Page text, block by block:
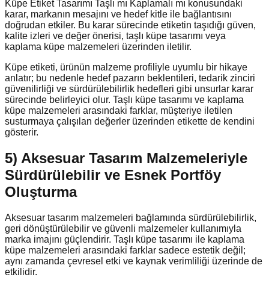
Küpe Etiket Tasarımı Taşlı mı Kaplamalı mı konusundaki
karar, markanın mesajını ve hedef kitle ile bağlantısını
doğrudan etkiler. Bu karar sürecinde etiketin taşıdığı güven,
kalite izleri ve değer önerisi, taşlı küpe tasarımı veya
kaplama küpe malzemeleri üzerinden iletilir.
Küpe etiketi, ürünün malzeme profiliyle uyumlu bir hikaye
anlatır; bu nedenle hedef pazarın beklentileri, tedarik zinciri
güvenilirliği ve sürdürülebilirlik hedefleri gibi unsurlar karar
sürecinde belirleyici olur. Taşlı küpe tasarımı ve kaplama
küpe malzemeleri arasındaki farklar, müşteriye iletilen
susturmaya çalışılan değerler üzerinden etikette de kendini
gösterir.
5) Aksesuar Tasarım Malzemeleriyle
Sürdürülebilir ve Esnek Portföy
Oluşturma
Aksesuar tasarım malzemeleri bağlamında sürdürülebilirlik,
geri dönüştürülebilir ve güvenli malzemeler kullanımıyla
marka imajını güçlendirir. Taşlı küpe tasarımı ile kaplama
küpe malzemeleri arasındaki farklar sadece estetik değil;
aynı zamanda çevresel etki ve kaynak verimliliği üzerinde de
etkilidir.